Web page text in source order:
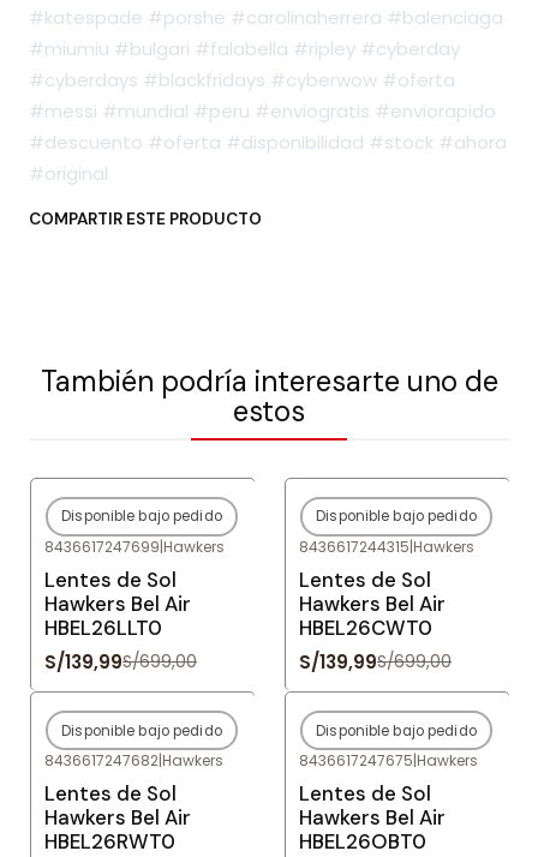
#katespade #porshe #carolinaherrera #balenciaga
#miumiu #bulgari #falabella #ripley #cyberday
#cyberdays #blackfridays #cyberwow #oferta
#messi #mundial #peru #enviogratis #enviorapido
#descuento #oferta #disponibilidad #stock #ahora
#original
COMPARTIR ESTE PRODUCTO
También podría interesarte uno de
estos
-80%OFF
Agotado
Disponible bajo pedido
8436617247699|Hawkers
Lentes de Sol
Hawkers Bel Air
HBEL26LLT0
S/139,99S/699,00
-80%OFF
Agotado
Disponible bajo pedido
8436617244315|Hawkers
Lentes de Sol
Hawkers Bel Air
HBEL26CWT0
S/139,99S/699,00
-80%OFF
Agotado
Disponible bajo pedido
8436617247682|Hawkers
Lentes de Sol
Hawkers Bel Air
HBEL26RWT0
-80%OFF
Agotado
Disponible bajo pedido
8436617247675|Hawkers
Lentes de Sol
Hawkers Bel Air
HBEL26OBT0